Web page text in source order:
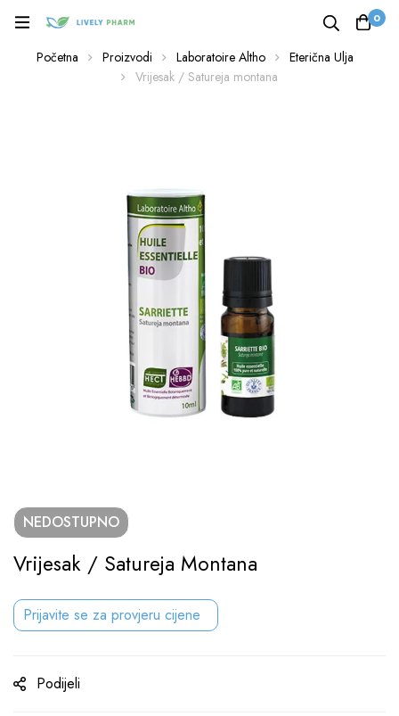
0
Početna Proizvodi Laboratoire Altho
Eterična Ulja
Vrijesak / Satureja montana
NEDOSTUPNO
Vrijesak / Satureja Montana
Prijavite se za provjeru cijene
Podijeli